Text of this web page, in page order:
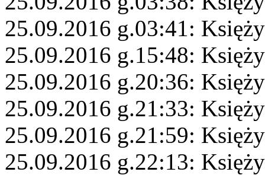
25.09.2016 g.03:41:
25.09.2016 g.15:48:
25.09.2016 g.20:36:
25.09.2016 g.21:33:
25.09.2016 g.21:59:
25.09.2016 g.22:13: